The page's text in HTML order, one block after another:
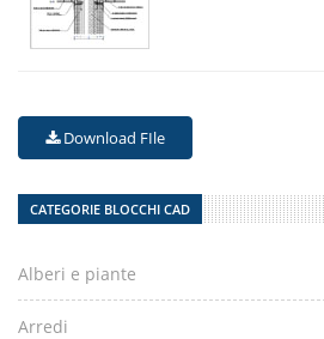
Download FIle
CATEGORIE BLOCCHI CAD
Alberi e piante
Arredi